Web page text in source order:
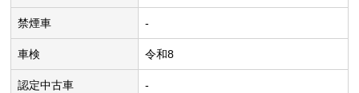
禁煙車 -
車検 令和8
認定中古車 -